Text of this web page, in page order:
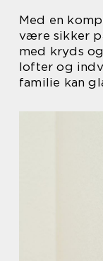
Med en
være sikker
med kryds
lofter og
familie kan